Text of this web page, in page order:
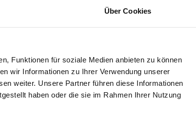
Über Cookies
Funktionen für soziale Medien anbieten zu können
wir Informationen zu Ihrer Verwendung unserer
weiter. Unsere Partner führen diese Informationen
haben oder die sie im Rahmen Ihrer Nutzung
delivery address, VAT may vary at checkout.
Product safety